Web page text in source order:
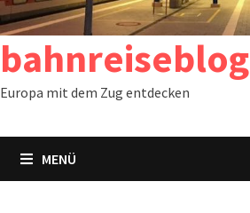
bahnreiseblog
Europa mit dem Zug entdecken
MENÜ